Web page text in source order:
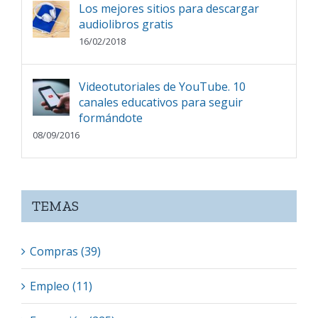
Los mejores sitios para descargar
audiolibros gratis
16/02/2018
Videotutoriales de YouTube. 10
canales educativos para seguir
formándote
08/09/2016
TEMAS
Compras (39)
Empleo (11)